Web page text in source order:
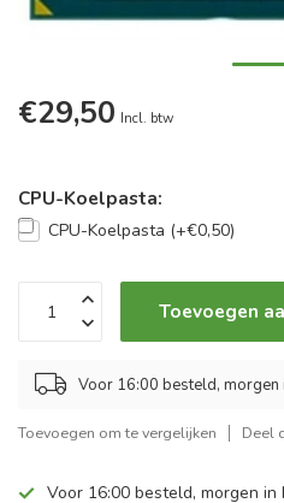
€29,50 Incl. btw
CPU-Koelpasta:
CPU-Koelpasta (+€0,50)
Toevoegen
Voor 16:00 besteld, morgen
Toevoegen om te vergelijken Deel
Voor 16:00 besteld, morgen